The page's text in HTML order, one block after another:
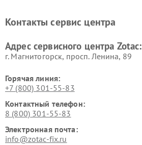
Контакты сервис центра
Адрес сервисного центра Zotac:
г. Магнитогорск, просп. Ленина, 89
Горячая линия:
+7 (800) 301-55-83
Контактный телефон:
8 (800) 301-55-83
Электронная почта:
info@zotac-fix.ru